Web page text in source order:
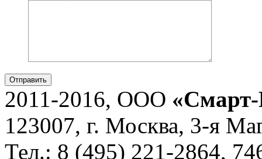
Отправить
2011-2016, ООО
123007, г. Москва, 3-я
Тел.: 8 (495) 221-2864,